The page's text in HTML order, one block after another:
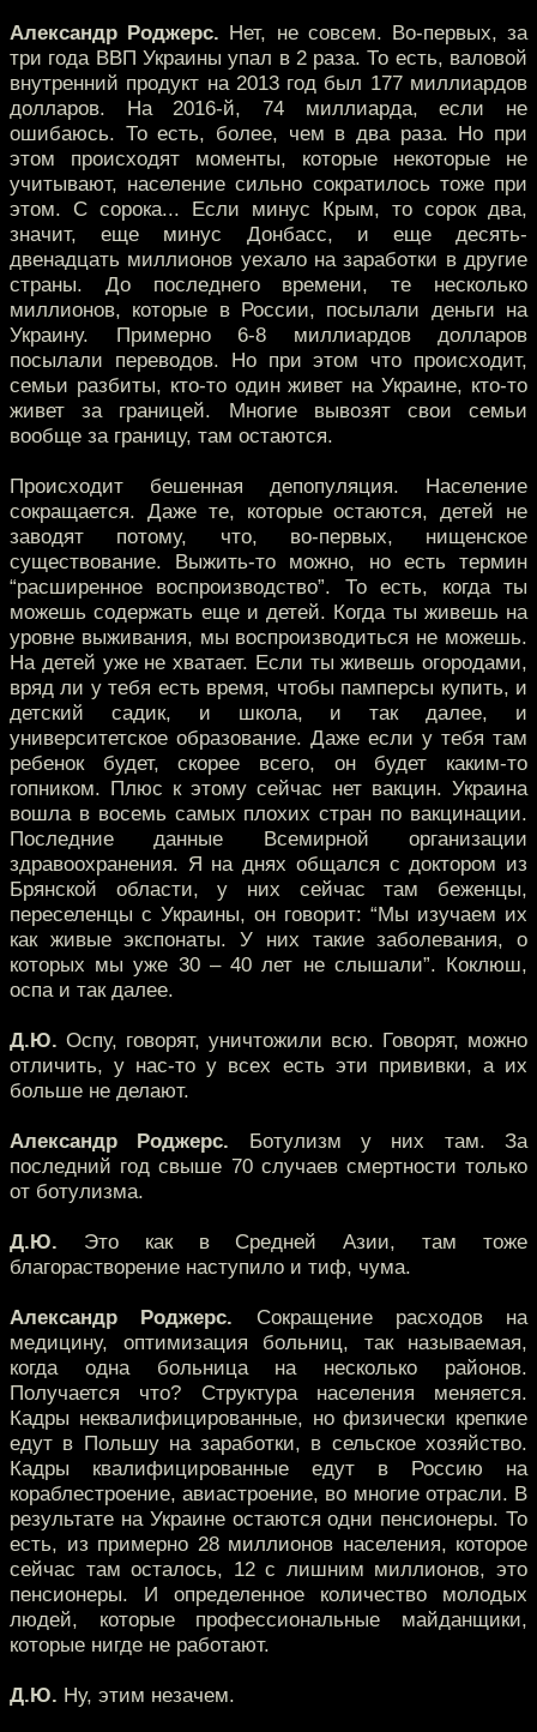
Александр Роджерс. Нет, не совсем. Во-первых, за
три года ВВП Украины упал в 2 раза. То есть, валовой
внутренний продукт на 2013 год был 177 миллиардов
долларов. На 2016-й, 74 миллиарда, если не
ошибаюсь. То есть, более, чем в два раза. Но при
этом происходят моменты, которые некоторые не
учитывают, население сильно сократилось тоже при
этом. С сорока... Если минус Крым, то сорок два,
значит, еще минус Донбасс, и еще десять-
двенадцать миллионов уехало на заработки в другие
страны. До последнего времени, те несколько
миллионов, которые в России, посылали деньги на
Украину. Примерно 6-8 миллиардов долларов
посылали переводов. Но при этом что происходит,
семьи разбиты, кто-то один живет на Украине, кто-то
живет за границей. Многие вывозят свои семьи
вообще за границу, там остаются.
Происходит бешенная депопуляция. Население
сокращается. Даже те, которые остаются, детей не
заводят потому, что, во-первых, нищенское
существование. Выжить-то можно, но есть термин
“расширенное воспроизводство”. То есть, когда ты
можешь содержать еще и детей. Когда ты живешь на
уровне выживания, мы воспроизводиться не можешь.
На детей уже не хватает. Если ты живешь огородами,
вряд ли у тебя есть время, чтобы памперсы купить, и
детский садик, и школа, и так далее, и
университетское образование. Даже если у тебя там
ребенок будет, скорее всего, он будет каким-то
гопником. Плюс к этому сейчас нет вакцин. Украина
вошла в восемь самых плохих стран по вакцинации.
Последние данные Всемирной организации
здравоохранения. Я на днях общался с доктором из
Брянской области, у них сейчас там беженцы,
переселенцы с Украины, он говорит: “Мы изучаем их
как живые экспонаты. У них такие заболевания, о
которых мы уже 30 – 40 лет не слышали”. Коклюш,
оспа и так далее.
Д.Ю. Оспу, говорят, уничтожили всю. Говорят, можно
отличить, у нас-то у всех есть эти прививки, а их
больше не делают.
Александр Роджерс. Ботулизм у них там. За
последний год свыше 70 случаев смертности только
от ботулизма.
Д.Ю. Это как в Средней Азии, там тоже
благорастворение наступило и тиф, чума.
Александр Роджерс. Сокращение расходов на
медицину, оптимизация больниц, так называемая,
когда одна больница на несколько районов.
Получается что? Структура населения меняется.
Кадры неквалифицированные, но физически крепкие
едут в Польшу на заработки, в сельское хозяйство.
Кадры квалифицированные едут в Россию на
кораблестроение, авиастроение, во многие отрасли. В
результате на Украине остаются одни пенсионеры. То
есть, из примерно 28 миллионов населения, которое
сейчас там осталось, 12 с лишним миллионов, это
пенсионеры. И определенное количество молодых
людей, которые профессиональные майданщики,
которые нигде не работают.
Д.Ю. Ну, этим незачем.